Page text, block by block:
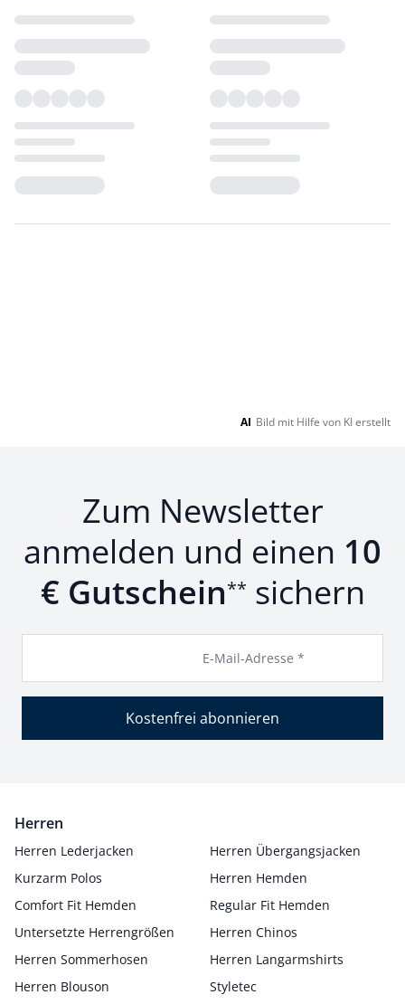
AI Bild mit Hilfe von KI erstellt
Zum Newsletter
anmelden und einen 10
€ Gutschein** sichern
E-Mail-Adresse *
Kostenfrei abonnieren
Herren
Herren Lederjacken
Herren Übergangsjacken
Kurzarm Polos
Herren Hemden
Comfort Fit Hemden
Regular Fit Hemden
Untersetzte Herrengrößen
Herren Chinos
Herren Sommerhosen
Herren Langarmshirts
Herren Blouson
Styletec